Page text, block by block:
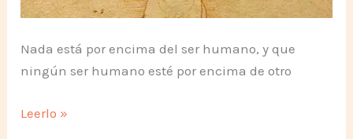
Nada está por encima del ser humano, y que
ningún ser humano esté por encima de otro
El
Leerlo »